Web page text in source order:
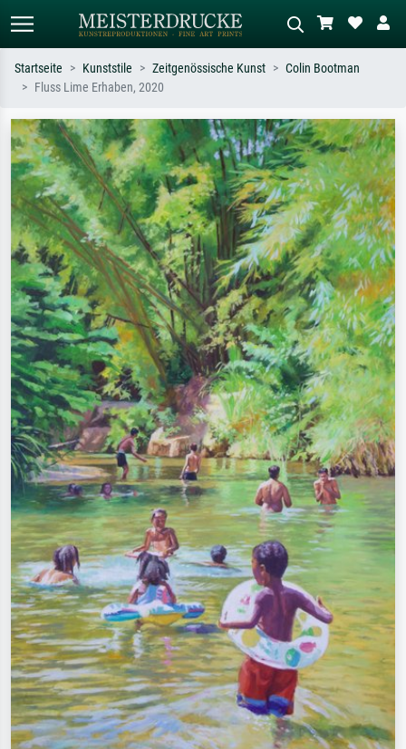
Suchen Sie nach Künstlern, Werktiteln
oder Stilen – z.B. Monet,
Sternennacht, Impressionismus, Welle
Hokusai, Akt.
Beschreiben Sie die Szene – z.B. Grüne
Wiese, Abstrakt mit viel Rot, Dunkles
Ölgemälde, Stehender Akt neben einem
Baum.
Startseite Kunststile Zeitgenössische Kunst
Colin Bootman
Fluss Lime Erhaben, 2020